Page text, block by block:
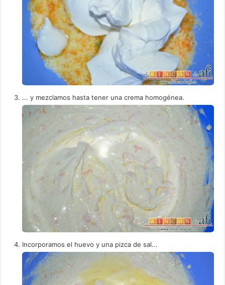
... y mezclamos hasta tener una crema homogénea.
Incorporamos el huevo y una pizca de sal...